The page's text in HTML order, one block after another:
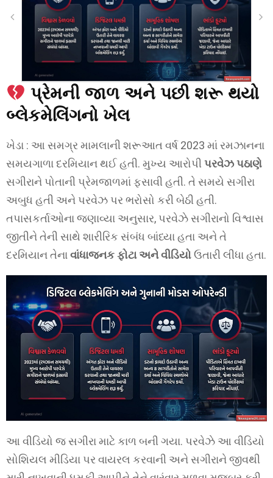
પ્રેમની જાળ અને પછી શરૂ થયો
બ્લેકમેલિંગનો ખેલ
ખેડા : આ સમગ્ર મામલાની શરૂઆત વર્ષ 2023 માં રમઝાનના
સમયગાળા દરમિયાન થઈ હતી. મુખ્ય આરોપીપરવેઝ પઠાણે
સગીરાને પોતાની પ્રેમજાળમાં ફસાવી હતી. તે સમયે સગીરા
અબુધ હતી અને પરવેઝ પર ભરોસો કરી બેઠી હતી.
તપાસકર્તાઓના જણાવ્યા અનુસાર, પરવેઝે સગીરાનો વિશ્વાસ
જીતીને તેની સાથે શારીરિક સંબંધ બાંધ્યા હતા અને તે
દરમિયાન તેનાવાંધાજનક ફોટા અને વીડિયોઉતારી લીધા હતા.
આ વીડિયો જ સગીરા માટે કાળ બની ગયા. પરવેઝે આ વીડિયો
સોશિયલ મીડિયા પર વાયરલ કરવાની અને સગીરાને જીવથી